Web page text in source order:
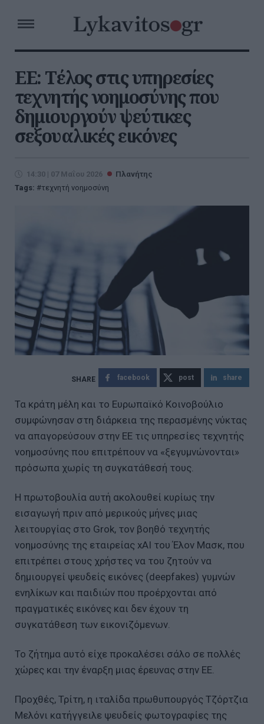
ΕΕ: Τέλος στις υπηρεσίες
τεχνητής νοημοσύνης που
δημιουργούν ψεύτικες
σεξουαλικές εικόνες
14:30 | 07 Μαΐου 2026
Πλανήτης
Tags:
τεχνητή νοημοσύνη
facebook post share
Τα κράτη μέλη και το Ευρωπαϊκό Κοινοβούλιο
συμφώνησαν στη διάρκεια της περασμένης νύκτας
να απαγορεύσουν στην ΕΕ τις υπηρεσίες τεχνητής
νοημοσύνης που επιτρέπουν να «ξεγυμνώνονται»
πρόσωπα χωρίς τη συγκατάθεσή τους.
Η πρωτοβουλία αυτή ακολουθεί κυρίως την
εισαγωγή πριν από μερικούς μήνες μιας
λειτουργίας στο Grok, τον βοηθό τεχνητής
νοημοσύνης της εταιρείας xAI του Έλον Μασκ, που
επιτρέπει στους χρήστες να του ζητούν να
δημιουργεί ψευδείς εικόνες (deepfakes) γυμνών
ενηλίκων και παιδιών που προέρχονται από
πραγματικές εικόνες και δεν έχουν τη
συγκατάθεση των εικονιζόμενων.
Το ζήτημα αυτό είχε προκαλέσει σάλο σε πολλές
χώρες και την έναρξη μιας έρευνας στην ΕΕ.
Προχθές, Τρίτη, η ιταλίδα πρωθυπουργός Τζόρτζια
Μελόνι κατήγγειλε ψευδείς φωτογραφίες της